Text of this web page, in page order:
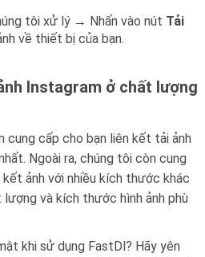
tôi xử lý → Nhấn vào nút Tải
về thiết bị của bạn.
Instagram ở chất lượng
cung cấp cho bạn liên kết tải ảnh
Ngoài ra, chúng tôi còn cung
ảnh với nhiều kích thước khác
và kích thước hình ảnh phù
khi sử dụng FastDl? Hãy yên